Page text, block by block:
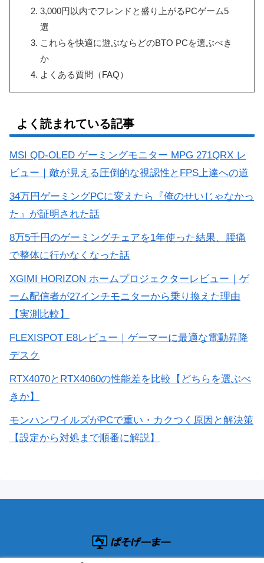
3,000円以内でフレンドと盛り上がるPCゲーム5
選
これらを快適に遊ぶならどのBTO PCを選ぶべき
か
よくある質問（FAQ）
よく読まれている記事
MSI QD-OLED ゲーミングモニター MPG 271QRX レ
ビュー｜敵が見える圧倒的な視認性とFPS上達への道
34万円ゲーミングPCに変えたら『俺のせいじゃなかっ
た』が証明された話
8万5千円のゲーミングチェアを1年使った結果、腰痛
で整体に行かなくなった話
XGIMI HORIZON ホームプロジェクターレビュー｜ゲ
ーム配信者が27インチモニターから乗り換えた理由
【実測比較】
FLEXISPOT E8レビュー｜ゲーマーに最適な電動昇降
デスク
RTX4070とRTX4060の性能差を比較【どちらを選ぶべ
きか】
モンハンワイルズがPCで重い・カクつく原因と解決策
【設定から対処まで順番に解説】